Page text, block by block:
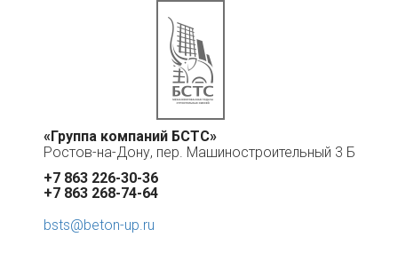
«Группа компаний БСТС»
Ростов-на-Дону, пер. Машиностроительный 3 Б
+7 863 226-30-36
+7 863 268-74-64
bsts@beton-up.ru